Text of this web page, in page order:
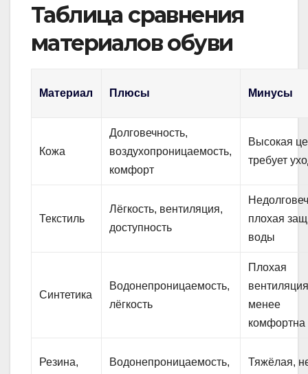
Таблица сравнения
материалов обуви
Материал Плюсы Минусы
Кожа
Долговечность,
воздухопроницаемость,
комфорт
Высокая
требует
Текстиль
Лёгкость, вентиляция,
доступность
плохая
воды
Синтетика
Водонепроницаемость,
лёгкость
Плохая
менее
комфортна
Резина,
Водонепроницаемость,
Тяжёлая,